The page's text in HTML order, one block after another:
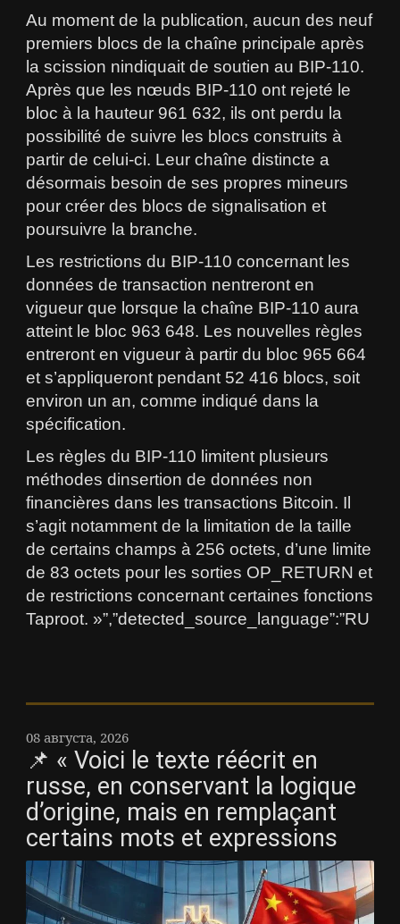
Au moment de la publication, aucun des neuf
premiers blocs de la chaîne principale après
la scission nindiquait de soutien au BIP-110.
Après que les nœuds BIP-110 ont rejeté le
bloc à la hauteur 961 632, ils ont perdu la
possibilité de suivre les blocs construits à
partir de celui-ci. Leur chaîne distincte a
désormais besoin de ses propres mineurs
pour créer des blocs de signalisation et
poursuivre la branche.
Les restrictions du BIP-110 concernant les
données de transaction nentreront en
vigueur que lorsque la chaîne BIP-110 aura
atteint le bloc 963 648. Les nouvelles règles
entreront en vigueur à partir du bloc 965 664
et s’appliqueront pendant 52 416 blocs, soit
environ un an, comme indiqué dans la
spécification.
Les règles du BIP-110 limitent plusieurs
méthodes dinsertion de données non
financières dans les transactions Bitcoin. Il
s’agit notamment de la limitation de la taille
de certains champs à 256 octets, d’une limite
de 83 octets pour les sorties OP_RETURN et
de restrictions concernant certaines fonctions
Taproot. »”,”detected_source_language”:”RU
08 августа, 2026
📌 « Voici le texte réécrit en
russe, en conservant la logique
d’origine, mais en remplaçant
certains mots et expressions